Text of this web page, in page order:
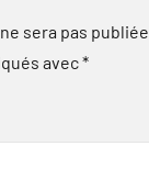
sera pas publiée.
avec*